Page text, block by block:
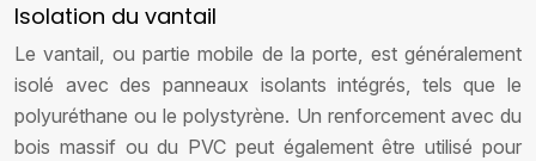
Isolation du vantail
Le vantail, ou partie mobile de la porte, est généralement
isolé avec des panneaux isolants intégrés, tels que le
polyuréthane ou le polystyrène. Un renforcement avec du
bois massif ou du PVC peut également être utilisé pour